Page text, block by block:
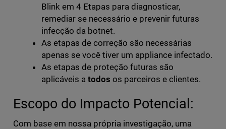
Blink em 4 Etapas para diagnosticar,
remediar se necessário e prevenir futuras
infecção da botnet.
As etapas de correção são necessárias
apenas se você tiver um appliance infectado.
As etapas de proteção futuras são
aplicáveis a todos os parceiros e clientes.
Escopo do Impacto Potencial:
Com base em nossa própria investigação, uma